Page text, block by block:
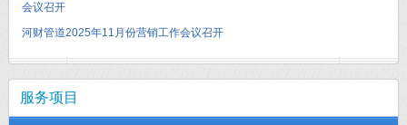
会议召开
河财管道2025年11月份营销工作会议召开
服务项目